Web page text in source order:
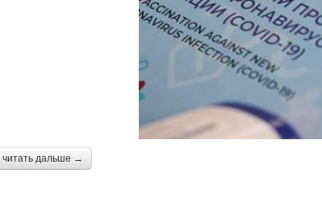
читать дальше →